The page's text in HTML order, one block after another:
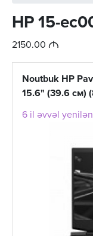
HP 15-
2150.00 M
Noutbuk HP
15.6" (39.6 см)
6 il əvvəl